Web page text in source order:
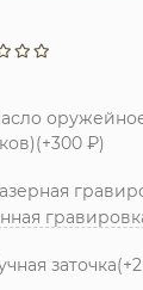
300₽)
заточка(+